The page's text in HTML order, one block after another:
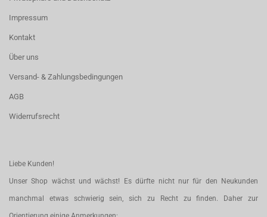
Impressum
Kontakt
Über uns
Versand- & Zahlungsbedingungen
AGB
Widerrufsrecht
Liebe Kunden!
Unser Shop wächst und wächst! Es dürfte nicht nur für den Neukunden
manchmal etwas schwierig sein, sich zu Recht zu finden. Daher zur